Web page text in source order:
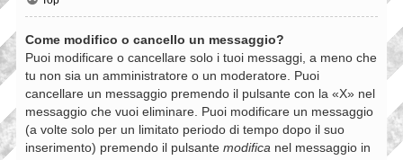
Come modifico o cancello un messaggio?
Puoi modificare o cancellare solo i tuoi messaggi, a meno che
tu non sia un amministratore o un moderatore. Puoi
cancellare un messaggio premendo il pulsante con la «X» nel
messaggio che vuoi eliminare. Puoi modificare un messaggio
(a volte solo per un limitato periodo di tempo dopo il suo
inserimento) premendo il pulsante modifica nel messaggio in